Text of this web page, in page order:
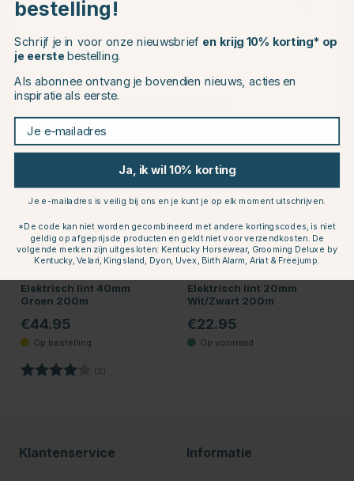
Wit/Zwart 500m
Elektrisch lint 40mm
Groen 200m
€44.95
Beoordeling: (2)
Elektrisch lint 20mm
Wit/Zwart 200m
€22.95
Klantenservice Informatie
EU
bestelling!
Schrijf je in voor onze nieuwsbrief en krijg 10% korting* op
je eerstebestelling.
Als abonnee ontvang je bovendien nieuws, acties en
inspiratie als eerste.
Je e-mailadres
Ja, ik wil 10% korting
Je e-mailadres is veilig bij ons en je kunt je op elk moment uitschrijven.
*De code kan niet worden gecombineerd met andere kortingscodes, is niet
geldig op afgeprijsde producten en geldt niet voor verzendkosten. De
volgende merken zijn uitgesloten: Kentucky Horsewear, Grooming Deluxe by
Kentucky, Velari, Kingsland, Dyon, Uvex, Birth Alarm, Ariat & Freejump.